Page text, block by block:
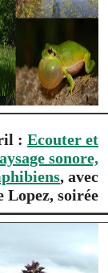
: Ecouter et
sonore,
, avec
Lopez, soirée